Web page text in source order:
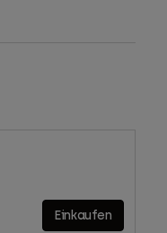
Einkaufen